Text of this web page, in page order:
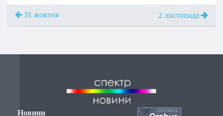
31 жовтня 2 листопада
Новини